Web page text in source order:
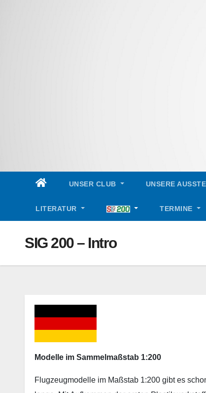
UNSER CLUB UNSERE
LITERATUR TERMINE
SIG 200 – Intro
Modelle im Sammelmaßstab 1:200
Flugzeugmodelle im Maßstab 1:200 gibt es